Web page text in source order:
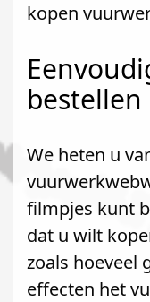
kopen
bestellen
We heten u
filmpjes kunt
dat u wilt
zoals hoeveel
effecten het